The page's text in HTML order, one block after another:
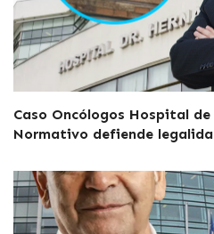
Caso Oncólogos Hospital de
Normativo defiende